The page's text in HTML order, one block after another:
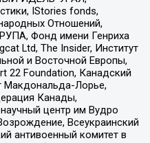
IStories fonds,
Отношений,
Фонд имени Генриха
Ltd, The Insider, Институт
и Восточной Европы,
22 Foundation, Канадский
Макдональда-Лорье,
Канады,
центр им Вудро
Всеукраинский
антивоенный комитет в